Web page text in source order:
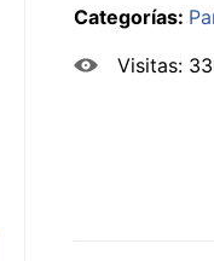
Categorías:
Visitas: